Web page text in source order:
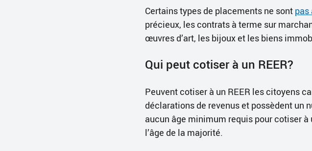
Certains types de placements ne sont pas
précieux, les contrats à terme sur
œuvres d’art, les bijoux et les biens
Qui peut cotiser à un REER?
Peuvent cotiser à un REER les citoyens
déclarations de revenus et possèdent un
aucun âge minimum requis pour cotiser
l’âge de la majorité.